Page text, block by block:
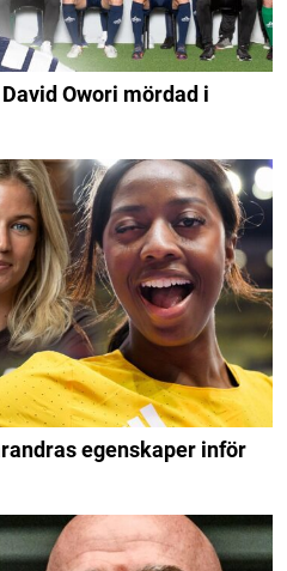
Owori mördad i
egenskaper inför